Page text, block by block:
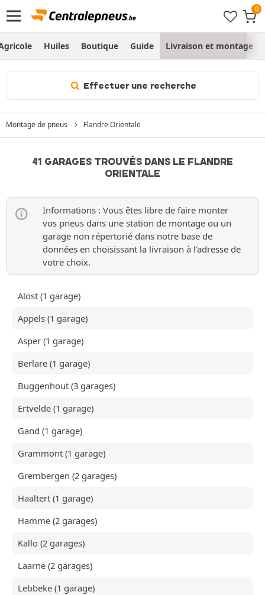
Huiles Boutique Guide Livraison et montage
Effectuer une recherche
Montage de pneus Flandre Orientale
41 GARAGES TROUVÉS DANS LE FLANDRE
ORIENTALE
Informations : Vous êtes libre de faire monter
vos pneus dans une station de montage ou un
garage non répertorié dans notre base de
données en choisissant la livraison à l'adresse de
votre choix.
Alost (1 garage)
Appels (1 garage)
Asper (1 garage)
Berlare (1 garage)
Buggenhout (3 garages)
Ertvelde (1 garage)
Gand (1 garage)
Grammont (1 garage)
Grembergen (2 garages)
Haaltert (1 garage)
Hamme (2 garages)
Kallo (2 garages)
Laarne (2 garages)
Lebbeke (1 garage)